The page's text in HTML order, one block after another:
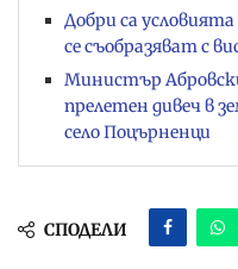
Добри са
се съобразяват с
Министър
прелетен дивеч в
село Поцърненци
СПОДЕЛИ